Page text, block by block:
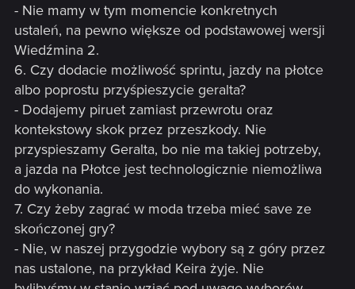
- Nie mamy w tym momencie konkretnych
ustaleń, na pewno większe od podstawowej wersji
Wiedźmina 2.
6. Czy dodacie możliwość sprintu, jazdy na płotce
albo poprostu przyśpieszycie geralta?
- Dodajemy piruet zamiast przewrotu oraz
kontekstowy skok przez przeszkody. Nie
przyspieszamy Geralta, bo nie ma takiej potrzeby,
a jazda na Płotce jest technologicznie niemożliwa
do wykonania.
7. Czy żeby zagrać w moda trzeba mieć save ze
skończonej gry?
- Nie, w naszej przygodzie wybory są z góry przez
nas ustalone, na przykład Keira żyje. Nie